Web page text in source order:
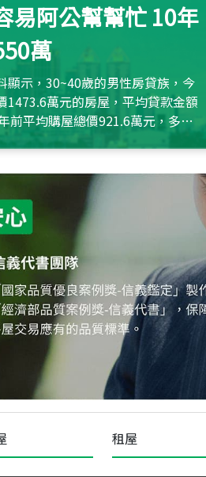
易阿公幫幫忙 10年
萬
顯示，30~40歲的男性房貸族，今
1473.6萬元的房屋，平均貸款金額
前平均購屋總價921.6萬元，多出
也多
租屋